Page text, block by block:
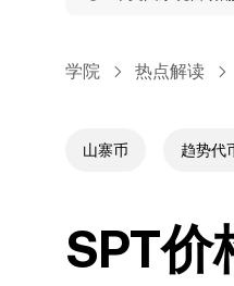
学院 热点解读
山寨币 趋势代
SPT